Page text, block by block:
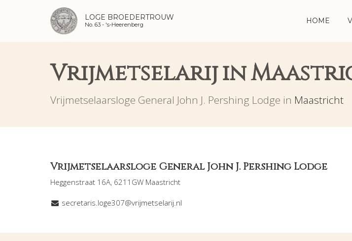
LOGE BROEDERTROUW
No. 63 - 's-Heerenberg HOME
Vrijmetselarij in
Vrijmetselaarsloge General John J. Pershing Lodge in Maastricht
Vrijmetselaarsloge General John J. Pershing Lodge
Heggenstraat 16A, 6211GW Maastricht
secretaris.loge307@vrijmetselarij.nl